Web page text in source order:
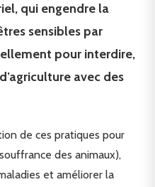
qui engendre la
sensibles par
pour interdire,
avec des
de ces pratiques pour
des animaux),
et améliorer la